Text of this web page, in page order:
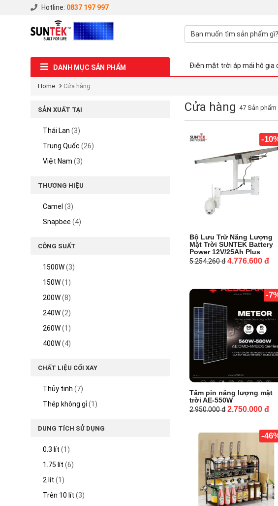
Hotline: 0837 197 997
DANH MỤC SẢN PHẨM Điện mặt trời áp mái hộ gia
Home Cửa hàng
SẢN XUẤT TẠI
Thái Lan (3)
Trung Quốc (26)
Việt Nam (3)
THƯƠNG HIỆU
Camel (3)
Snapbee (4)
CÔNG SUẤT
1500W(3)
150W(1)
200W(8)
240W(2)
260W(1)
400W(4)
CHẤT LIỆU CỐI XAY
Thủy tinh (7)
Thép không gỉ(1)
DUNG TÍCH SỬ DỤNG
0.3 lít (1)
1.75 lít (6)
2 lít (1)
Trên 10 lít (3)
Cửa hàng 47 Sản phẩm
-
Bộ Lưu Trữ Năng Lượng
Mặt Trời SUNTEK Battery
Power 12V/25Ah Plus
5.254.260đ 4.776.600 đ
-
Tấm pin năng lượng mặt
trời AE-550W
2.950.000đ 2.750.000 đ
-